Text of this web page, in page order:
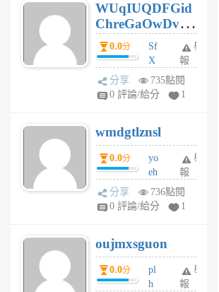
個
月
前
WUqIUQDFGid
ChreGaOwDv
dY0.0分
Sf
X
Pe
Jc
R
P
m
v
A
V
個
月
前
舉
報
分享
735點閱
0 評論/給分
1
wmdgtlznsl
0.0分
yo
eh
ld
gy
個
月
前
舉
報
分享
736點閱
0 評論/給分
1
oujmxsguon
0.0分
pl
h
舉
報